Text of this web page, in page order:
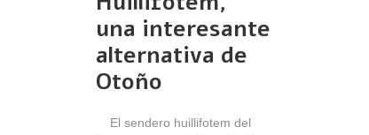
una interesante
alternativa de
Otoño
El sendero huillifotem del